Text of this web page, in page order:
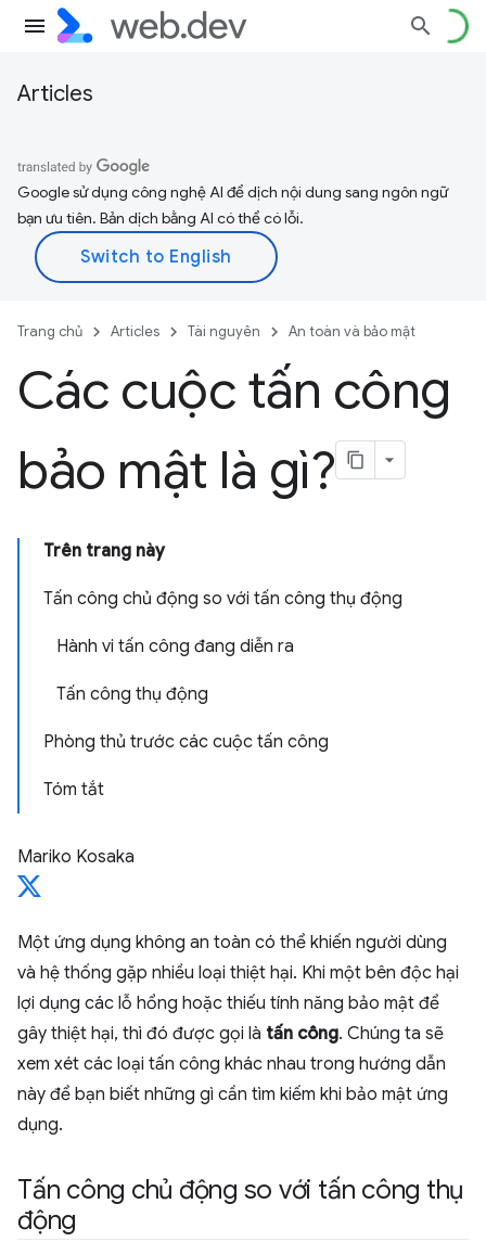
Articles
Google sử dụng công nghệ AI để dịch nội dung sang ngôn ngữ
bạn ưu tiên. Bản dịch bằng AI có thể có lỗi.
Trang chủ Articles Tài nguyên An toàn và bảo mật
Các cuộc tấn công
bảo mật là gì?
Trên trang này
Tấn công chủ động so với tấn công thụ động
Hành vi tấn công đang diễn ra
Tấn công thụ động
Phòng thủ trước các cuộc tấn công
Tóm tắt
Mariko Kosaka
Một ứng dụng không an toàn có thể khiến người dùng
và hệ thống gặp nhiều loại thiệt hại. Khi một bên độc hại
lợi dụng các lỗ hổng hoặc thiếu tính năng bảo mật để
gây thiệt hại, thì đó được gọi là tấn công. Chúng ta sẽ
xem xét các loại tấn công khác nhau trong hướng dẫn
này để bạn biết những gì cần tìm kiếm khi bảo mật ứng
dụng.
Tấn công chủ động so với tấn công thụ
động